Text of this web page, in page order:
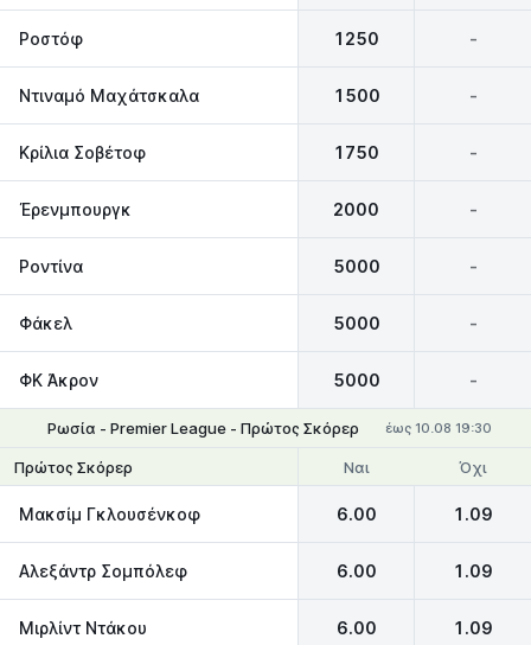
Ροστόφ 1250 -
Ντιναμό Μαχάτσκαλα 1500 -
Κρίλια Σοβέτοφ 1750 -
Έρενμπουργκ 2000 -
Ροντίνα 5000 -
Φάκελ 5000 -
ΦΚ Άκρον 5000 -
Ρωσία - Premier League - Πρώτος Σκόρερ έως 10.08 19:30
Πρώτος Σκόρερ Ναι Όχι
Μακσίμ Γκλουσένκοφ 6.00 1.09
Αλεξάντρ Σομπόλεφ 6.00 1.09
Μιρλίντ Ντάκου 6.00 1.09